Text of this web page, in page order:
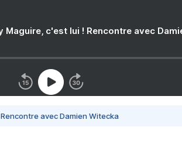
Maguire, c'est lui ! Rencontre avec
avec Damien Witecka